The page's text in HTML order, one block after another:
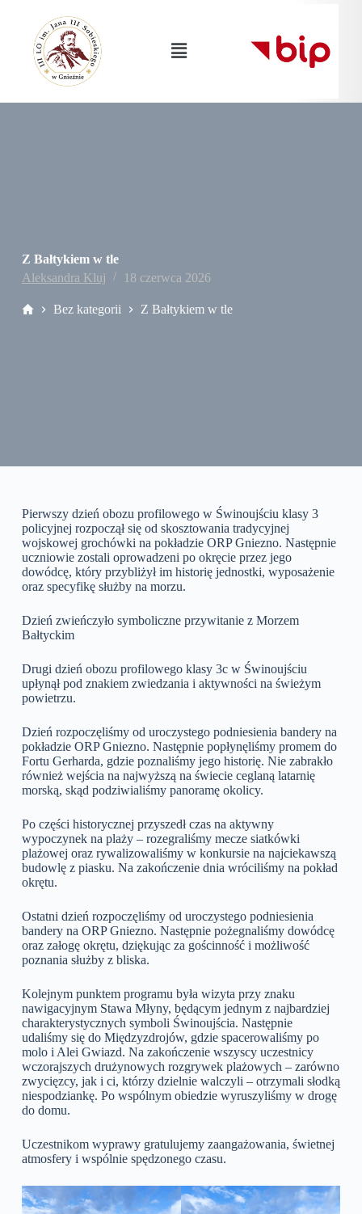
Z Bałtykiem w tle
Aleksandra Kluj
18 czerwca 2026
Bez kategorii Z Bałtykiem w tle
Pierwszy dzień obozu profilowego w Świnoujściu klasy 3
policyjnej rozpoczął się od skosztowania tradycyjnej
wojskowej grochówki na pokładzie ORP Gniezno. Następnie
uczniowie zostali oprowadzeni po okręcie przez jego
dowódcę, który przybliżył im historię jednostki, wyposażenie
oraz specyfikę służby na morzu.
Dzień zwieńczyło symboliczne przywitanie z Morzem
Bałtyckim
Drugi dzień obozu profilowego klasy 3c w Świnoujściu
upłynął pod znakiem zwiedzania i aktywności na świeżym
powietrzu.
Dzień rozpoczęliśmy od uroczystego podniesienia bandery na
pokładzie ORP Gniezno. Następnie popłynęliśmy promem do
Fortu Gerharda, gdzie poznaliśmy jego historię. Nie zabrakło
również wejścia na najwyższą na świecie ceglaną latarnię
morską, skąd podziwialiśmy panoramę okolicy.
Po części historycznej przyszedł czas na aktywny
wypoczynek na plaży – rozegraliśmy mecze siatkówki
plażowej oraz rywalizowaliśmy w konkursie na najciekawszą
budowlę z piasku. Na zakończenie dnia wróciliśmy na pokład
okrętu.
Ostatni dzień rozpoczęliśmy od uroczystego podniesienia
bandery na ORP Gniezno. Następnie pożegnaliśmy dowódcę
oraz załogę okrętu, dziękując za gościnność i możliwość
poznania służby z bliska.
Kolejnym punktem programu była wizyta przy znaku
nawigacyjnym Stawa Młyny, będącym jednym z najbardziej
charakterystycznych symboli Świnoujścia. Następnie
udaliśmy się do Międzyzdrojów, gdzie spacerowaliśmy po
molo i Alei Gwiazd. Na zakończenie wszyscy uczestnicy
wczorajszych drużynowych rozgrywek plażowych – zarówno
zwycięzcy, jak i ci, którzy dzielnie walczyli – otrzymali słodką
niespodziankę. Po wspólnym obiedzie wyruszyliśmy w drogę
do domu.
Uczestnikom wyprawy gratulujemy zaangażowania, świetnej
atmosfery i wspólnie spędzonego czasu.